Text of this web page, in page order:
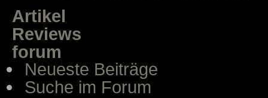
Artikel
Reviews
forum
Neueste Beiträge
Suche im Forum